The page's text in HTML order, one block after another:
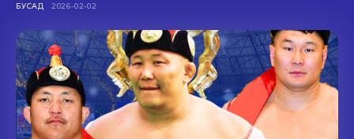
БУСАД 2026-02-02